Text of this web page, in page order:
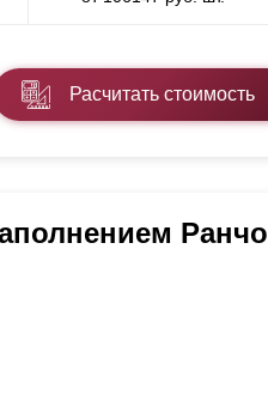
Расчитать стоимость
Ранчо